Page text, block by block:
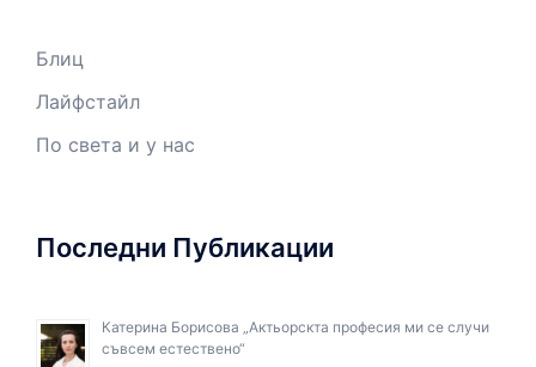
Блиц
Лайфстайл
По света и у нас
Последни Публикации
Катерина Борисова „Актьорскта професия ми се случи
съвсем естествено“